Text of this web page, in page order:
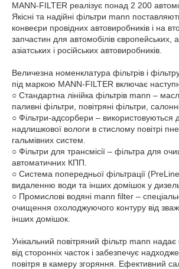
MANN-FILTER реалізує понад 2 200
Якісні та надійні фільтри mann
конвеєри провідних автовиробників і на
запчастин для автомобілів європейських,
азіатських і російських автовиробників.
Величезна номенклатура фільтрів і
під маркою MANN-FILTER включає
○ Стандартна лінійка фільтрів mann –
паливні фільтри, повітряні фільтри,
○ Фільтри-адсорбери – використовуються
надлишкової вологи в стислому повітрі
гальмівних систем.
○ Фільтри для трансмісії – фільтра для
автоматичних КПП.
○ Система попередньої фільтрації
видаленню води та інших домішок у
○ Промислові водяні mann filter –
очищення охолоджуючого контуру від
інших домішок.
Унікальний повітряний фільтр mann надає
від сторонніх часток і забезпечує
повітря в камеру згоряння. Ефективний